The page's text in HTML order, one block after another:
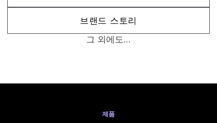
브랜드 스토리
그 외에도...
제품